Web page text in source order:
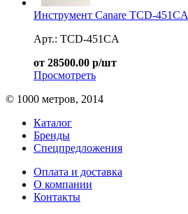
Инструмент Canare TCD-451CA
Арт.: TCD-451CA
от 28500.00 р/шт
Просмотреть
© 1000 метров, 2014
Каталог
Бренды
Спецпредложения
Оплата и доставка
О компании
Контакты